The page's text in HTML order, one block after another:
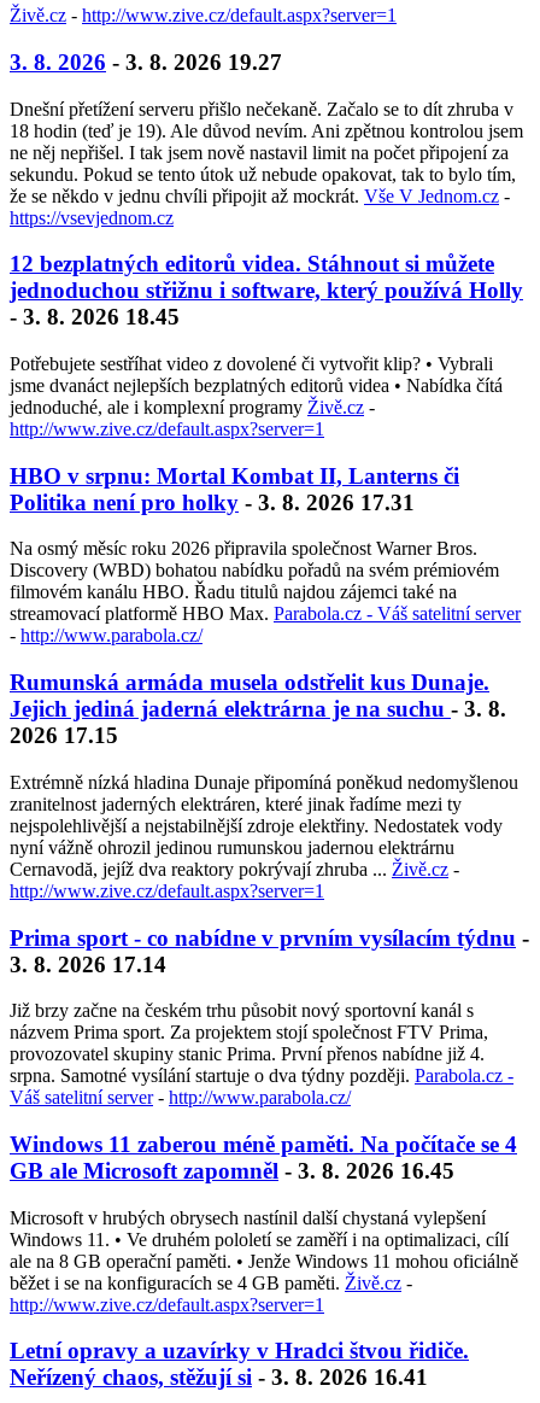
Živě.cz - http://www.zive.cz/default.aspx?server=1
3. 8. 2026 - 3. 8. 2026 19.27
Dnešní přetížení serveru přišlo nečekaně. Začalo se to dít zhruba v
18 hodin (teď je 19). Ale důvod nevím. Ani zpětnou kontrolou jsem
ne něj nepřišel. I tak jsem nově nastavil limit na počet připojení za
sekundu. Pokud se tento útok už nebude opakovat, tak to bylo tím,
že se někdo v jednu chvíli připojit až mockrát. Vše V Jednom.cz -
https://vsevjednom.cz
12 bezplatných editorů videa. Stáhnout si můžete
jednoduchou střižnu i software, který používá Holly
- 3. 8. 2026 18.45
Potřebujete sestříhat video z dovolené či vytvořit klip? • Vybrali
jsme dvanáct nejlepších bezplatných editorů videa • Nabídka čítá
jednoduché, ale i komplexní programy Živě.cz -
http://www.zive.cz/default.aspx?server=1
HBO v srpnu: Mortal Kombat II, Lanterns či
Politika není pro holky - 3. 8. 2026 17.31
Na osmý měsíc roku 2026 připravila společnost Warner Bros.
Discovery (WBD) bohatou nabídku pořadů na svém prémiovém
filmovém kanálu HBO. Řadu titulů najdou zájemci také na
streamovací platformě HBO Max. Parabola.cz - Váš satelitní server
- http://www.parabola.cz/
Rumunská armáda musela odstřelit kus Dunaje.
Jejich jediná jaderná elektrárna je na suchu - 3. 8.
2026 17.15
Extrémně nízká hladina Dunaje připomíná poněkud nedomyšlenou
zranitelnost jaderných elektráren, které jinak řadíme mezi ty
nejspolehlivější a nejstabilnější zdroje elektřiny. Nedostatek vody
nyní vážně ohrozil jedinou rumunskou jadernou elektrárnu
Cernavodă, jejíž dva reaktory pokrývají zhruba ... Živě.cz -
http://www.zive.cz/default.aspx?server=1
Prima sport - co nabídne v prvním vysílacím týdnu -
3. 8. 2026 17.14
Již brzy začne na českém trhu působit nový sportovní kanál s
názvem Prima sport. Za projektem stojí společnost FTV Prima,
provozovatel skupiny stanic Prima. První přenos nabídne již 4.
srpna. Samotné vysílání startuje o dva týdny později. Parabola.cz -
Váš satelitní server- http://www.parabola.cz/
Windows 11 zaberou méně paměti. Na počítače se 4
GB ale Microsoft zapomněl - 3. 8. 2026 16.45
Microsoft v hrubých obrysech nastínil další chystaná vylepšení
Windows 11. • Ve druhém pololetí se zaměří i na optimalizaci, cílí
ale na 8 GB operační paměti. • Jenže Windows 11 mohou oficiálně
běžet i se na konfiguracích se 4 GB paměti. Živě.cz -
http://www.zive.cz/default.aspx?server=1
Letní opravy a uzavírky v Hradci štvou řidiče.
Neřízený chaos, stěžují si - 3. 8. 2026 16.41